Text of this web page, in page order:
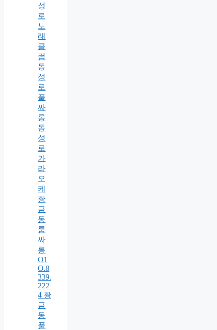
성
로
노
래
클
럽
동
성
로
풀
싸
롱
동
성
로
가
라
오
케
황
금
동
룸
싸
롱
O1
O.8
339.
222
4 황
금
동
풀